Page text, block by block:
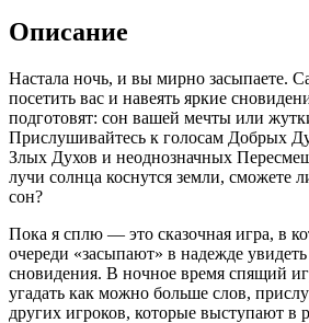
Описание
Настала ночь, и вы мирно засыпаете.
посетить вас и навеять яркие
подготовят: сон вашей мечты или
Прислушивайтесь к голосам Добрых
Злых Духов и неоднозначных
лучи солнца коснутся земли, сможете
сон?
Пока я сплю — это сказочная игра, в
очереди «засыпают» в надежде
сновидения. В ночное время спящий
угадать как можно больше слов,
других игроков, которые выступают в